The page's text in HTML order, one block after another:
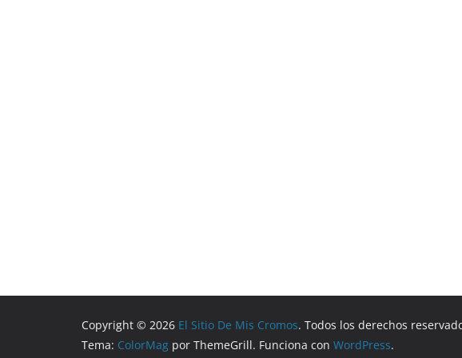
Copyright © 2026 El Sitio De Mis Cromos. Todos los derechos
Tema: ColorMag por ThemeGrill. Funciona con WordPress.